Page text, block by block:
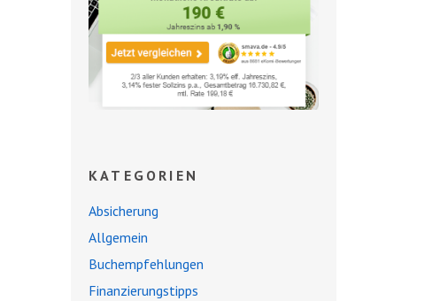
KATEGORIEN
Absicherung
Allgemein
Buchempfehlungen
Finanzierungstipps